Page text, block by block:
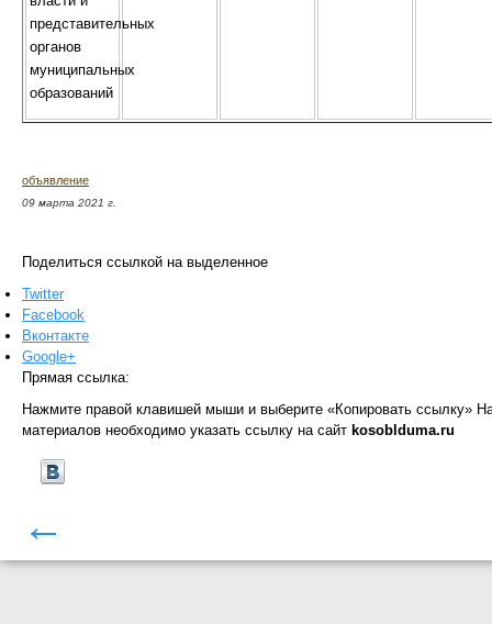
представительных
органов
муниципальных
образований
объявление
09 марта 2021 г.
Поделиться ссылкой на выделенное
Twitter
Facebook
Вконтакте
Google+
Прямая ссылка:
Нажмите правой клавишей мыши и выберите «Копировать ссылку»
материалов необходимо указать ссылку на сайт kosoblduma.ru
←